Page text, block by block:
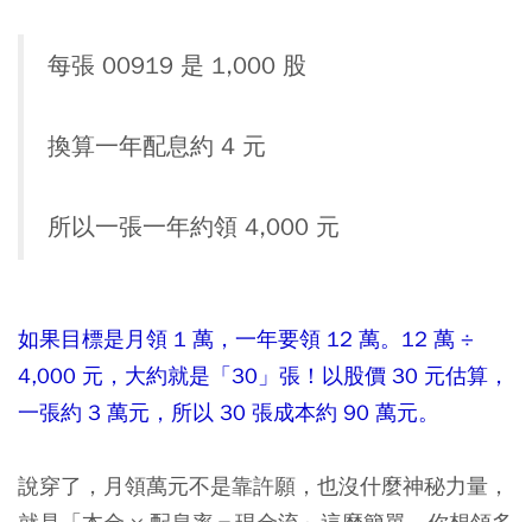
每張 00919 是 1,000 股
換算一年配息約 4 元
所以一張一年約領 4,000 元
如果目標是月領 1 萬，一年要領 12 萬。12 萬 ÷
4,000 元，大約就是「30」張！以股價 30 元估算，
一張約 3 萬元，所以 30 張成本約 90 萬元。
說穿了，月領萬元不是靠許願，也沒什麼神秘力量，